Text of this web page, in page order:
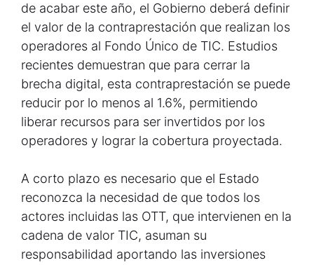
de acabar este año, el Gobierno deberá definir
el valor de la contraprestación que realizan los
operadores al Fondo Único de TIC. Estudios
recientes demuestran que para cerrar la
brecha digital, esta contraprestación se puede
reducir por lo menos al 1.6%, permitiendo
liberar recursos para ser invertidos por los
operadores y lograr la cobertura proyectada.
A corto plazo es necesario que el Estado
reconozca la necesidad de que todos los
actores incluidas las OTT, que intervienen en la
cadena de valor TIC, asuman su
responsabilidad aportando las inversiones